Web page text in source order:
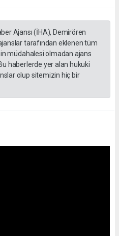
Ajansı (İHA), Demirören
tarafından eklenen tüm
müdahalesi olmadan ajans
haberlerde yer alan hukuki
olup sitemizin hiç bir